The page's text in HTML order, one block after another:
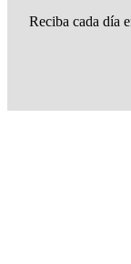
Reciba cada día